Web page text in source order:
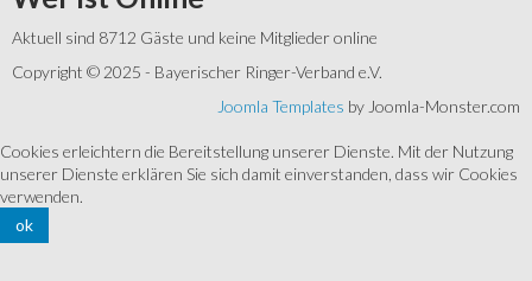
Aktuell sind 8712 Gäste und keine Mitglieder online
Copyright © 2025 - Bayerischer Ringer-Verband e.V.
Joomla Templates by Joomla-Monster.com
Cookies erleichtern die Bereitstellung unserer Dienste. Mit der Nutzung
unserer Dienste erklären Sie sich damit einverstanden, dass wir Cookies
verwenden.
ok